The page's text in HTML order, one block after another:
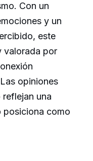
Con un
y un
este
valorada por
opiniones
una
posiciona como